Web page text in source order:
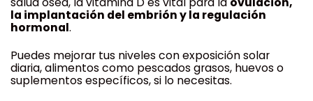
la implantación del embrión y la regulación
hormonal.
Puedes mejorar tus niveles con exposición solar
diaria, alimentos como pescados grasos, huevos o
suplementos específicos, si lo necesitas.